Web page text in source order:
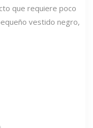
que requiere poco
vestido negro,